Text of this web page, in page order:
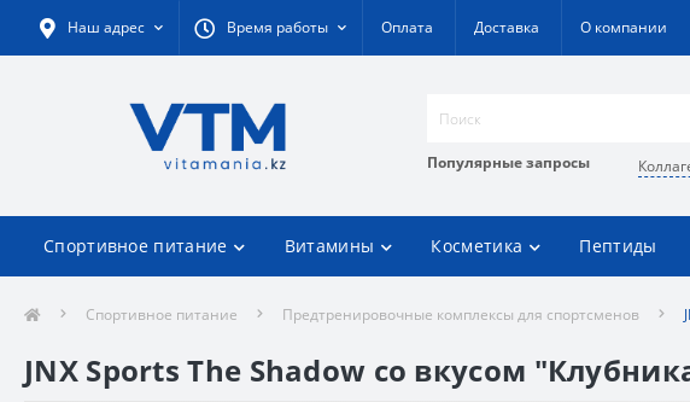
Наш адрес Время работы Оплата Доставка О компании
Популярные запросы
Спортивное питание Витамины Косметика Пептиды
Спортивное питание Предтренировочные комплексы для спортсменов
JNX Sports The Shadow со вкусом